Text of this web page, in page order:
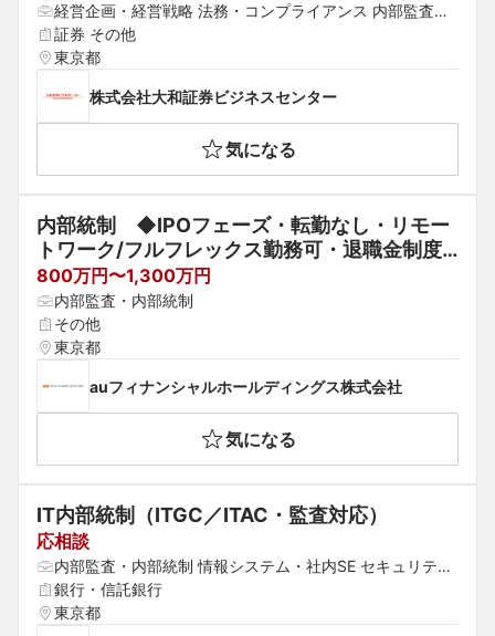
経営企画・経営戦略 法務・コンプライアンス 内部監査・
内部統制
証券 その他
東京都
株式会社大和証券ビジネスセンター
気になる
内部統制　◆IPOフェーズ・転勤なし・リモー
トワーク/フルフレックス勤務可・退職金制度
あり
800万円〜1,300万円
内部監査・内部統制
その他
東京都
auフィナンシャルホールディングス株式会社
気になる
IT内部統制（ITGC／ITAC・監査対応）
応相談
内部監査・内部統制 情報システム・社内SE セキュリティ
コンサルタント
銀行・信託銀行
東京都